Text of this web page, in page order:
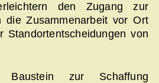
den Zugang zur
die Zusammenarbeit vor Ort
Standortentscheidungen von
Baustein zur Schaffung